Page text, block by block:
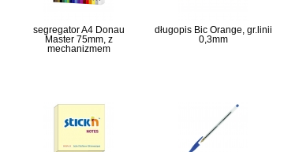
segregator A4 Donau
Master 75mm, z
mechanizmem
długopis Bic Orange, gr.linii
0,3mm